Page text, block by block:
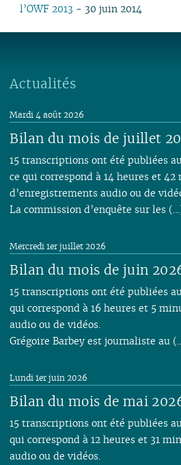
l’OWF 2013 - 30 juin 2014
Actualités
Bilan du mois de juillet
Mardi 4 août 2026
15 transcriptions ont été publiées
ce qui correspond à 14 heures et
d’enregistrements audio ou de
La commission d’enquête sur les
Bilan du mois de juin
Mercredi 1er juillet 2026
15 transcriptions ont été publiées
qui correspond à 16 heures et 5
audio ou de vidéos.
Grégoire Barbey est journaliste au
Bilan du mois de mai
Lundi 1er juin 2026
15 transcriptions ont été publiées
qui correspond à 12 heures et 31
audio ou de vidéos.